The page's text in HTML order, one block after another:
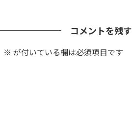
コメントを残す
※ が付いている欄は必須項目です